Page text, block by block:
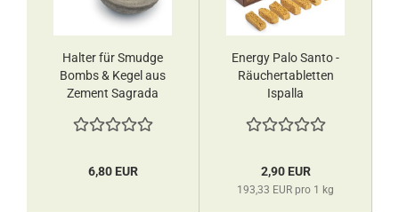
Halter für Smudge
Bombs & Kegel aus
Zement Sagrada
6,80 EUR
Energy Palo Santo -
Räuchertabletten
Ispalla
2,90 EUR
193,33 EUR pro 1 kg